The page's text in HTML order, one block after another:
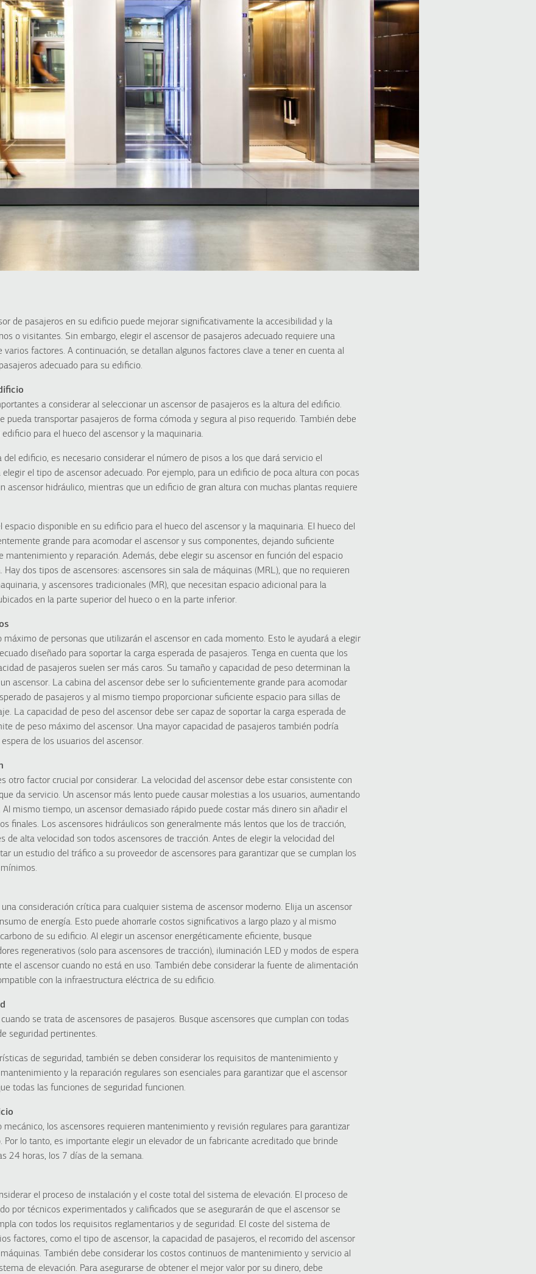
de pasajeros en su edificio puede mejorar significativamente la accesibilidad y la
o visitantes. Sin embargo, elegir el ascensor de pasajeros adecuado requiere una
varios factores. A continuación, se detallan algunos factores clave a tener en cuenta al
adecuado para su edificio.
a considerar al seleccionar un ascensor de pasajeros es la altura del edificio.
pueda transportar pasajeros de forma cómoda y segura al piso requerido. También debe
para el hueco del ascensor y la maquinaria.
del edificio, es necesario considerar el número de pisos a los que dará servicio el
el tipo de ascensor adecuado. Por ejemplo, para un edificio de poca altura con pocas
ascensor hidráulico, mientras que un edificio de gran altura con muchas plantas requiere
espacio disponible en su edificio para el hueco del ascensor y la maquinaria. El hueco del
grande para acomodar el ascensor y sus componentes, dejando suficiente
mantenimiento y reparación. Además, debe elegir su ascensor en función del espacio
dos tipos de ascensores: ascensores sin sala de máquinas (MRL), que no requieren
y ascensores tradicionales (MR), que necesitan espacio adicional para la
en la parte superior del hueco o en la parte inferior.
máximo de personas que utilizarán el ascensor en cada momento. Esto le ayudará a elegir
diseñado para soportar la carga esperada de pasajeros. Tenga en cuenta que los
de pasajeros suelen ser más caros. Su tamaño y capacidad de peso determinan la
ascensor. La cabina del ascensor debe ser lo suficientemente grande para acomodar
de pasajeros y al mismo tiempo proporcionar suficiente espacio para sillas de
La capacidad de peso del ascensor debe ser capaz de soportar la carga esperada de
de peso máximo del ascensor. Una mayor capacidad de pasajeros también podría
de los usuarios del ascensor.
otro factor crucial por considerar. La velocidad del ascensor debe estar consistente con
da servicio. Un ascensor más lento puede causar molestias a los usuarios, aumentando
mismo tiempo, un ascensor demasiado rápido puede costar más dinero sin añadir el
finales. Los ascensores hidráulicos son generalmente más lentos que los de tracción,
de alta velocidad son todos ascensores de tracción. Antes de elegir la velocidad del
un estudio del tráfico a su proveedor de ascensores para garantizar que se cumplan los
consideración crítica para cualquier sistema de ascensor moderno. Elija un ascensor
de energía. Esto puede ahorrarle costos significativos a largo plazo y al mismo
de su edificio. Al elegir un ascensor energéticamente eficiente, busque
regenerativos (solo para ascensores de tracción), iluminación LED y modos de espera
el ascensor cuando no está en uso. También debe considerar la fuente de alimentación
con la infraestructura eléctrica de su edificio.
se trata de ascensores de pasajeros. Busque ascensores que cumplan con todas
seguridad pertinentes.
de seguridad, también se deben considerar los requisitos de mantenimiento y
y la reparación regulares son esenciales para garantizar que el ascensor
todas las funciones de seguridad funcionen.
mecánico, los ascensores requieren mantenimiento y revisión regulares para garantizar
Por lo tanto, es importante elegir un elevador de un fabricante acreditado que brinde
24 horas, los 7 días de la semana.
el proceso de instalación y el coste total del sistema de elevación. El proceso de
por técnicos experimentados y calificados que se asegurarán de que el ascensor se
con todos los requisitos reglamentarios y de seguridad. El coste del sistema de
factores, como el tipo de ascensor, la capacidad de pasajeros, el recorrido del ascensor
También debe considerar los costos continuos de mantenimiento y servicio al
de elevación. Para asegurarse de obtener el mejor valor por su dinero, debe